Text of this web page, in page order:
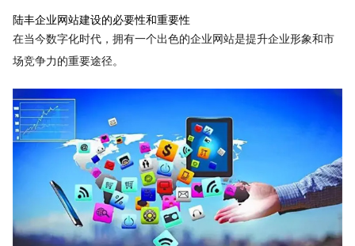
陆丰企业网站建设的必要性和重要性
在当今数字化时代，拥有一个出色的企业网站是提升企业形象和市
场竞争力的重要途径。